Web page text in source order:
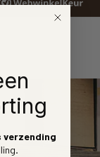
verzending
.